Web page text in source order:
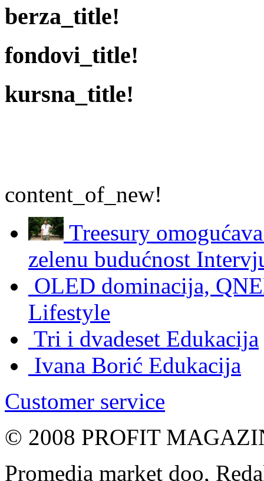
berza_title!
fondovi_title!
kursna_title!
content_of_new!
Treesury
zelenu budućnost
OLED dominacija,
Lifestyle
Tri i dvadeset Edukacija
Ivana Borić Edukacija
Customer service
© 2008 PROFIT
Promedia market doo,